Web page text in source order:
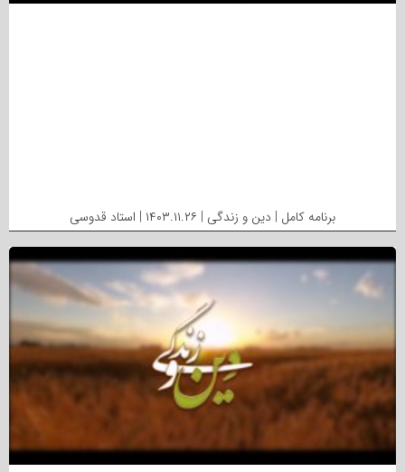
برنامه کامل | دین و زندگی | ۱۴۰۳.۱۱.۲۶ | استاد قدوسی